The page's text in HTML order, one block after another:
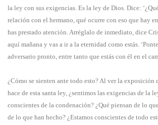
la ley con sus exigencias. Es la ley de Dios. Dice:
relación con el hermano, qué ocurre con eso que hay
has prestado atención. Arréglalo de inmediato, dice
aquí mañana y vas a ir a la eternidad como estás.
adversario pronto, entre tanto que estás con él en el
¿Cómo se sienten ante todo esto? Al ver la exposición
hace de esta santa ley, ¿sentimos las exigencias de la
conscientes de la condenación? ¿Qué piensan de lo
de lo que han hecho? ¿Estamos conscientes de todo